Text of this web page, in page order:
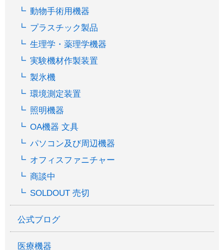
動物手術用機器
プラスチック製品
生理学・薬理学機器
実験機材作製装置
製氷機
環境測定装置
照明機器
OA機器 文具
パソコン及び周辺機器
オフィスファニチャー
商談中
SOLDOUT 売切
公式ブログ
医療機器